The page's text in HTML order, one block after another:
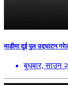
माडीमा दुई पुल उद्घाटन
बुधबार, साउन